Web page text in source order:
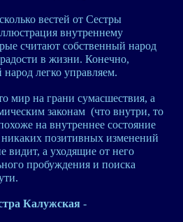
вестей от Сестры
внутреннему
считают собственный народ
в жизни. Конечно,
легко управляем.
мир на грани сумасшествия, а
законам (что внутри, то
на внутреннее состояние
позитивных изменений
видит, а уходящие от него
пробуждения и поиска
Калужская -